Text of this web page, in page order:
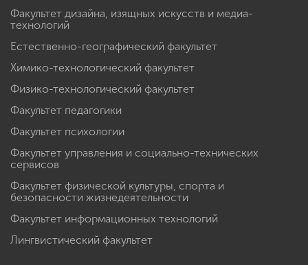
Факультет дизайна, изящных искусств и медиа-
технологий
Естественно-географический факультет
Химико-технологический факультет
Физико-технологический факультет
Факультет педагогики
Факультет психологии
Факультет управления и социально-технических
сервисов
Факультет физической культуры, спорта и
безопасности жизнедеятельности
Факультет информационных технологий
Лингвистический факультет